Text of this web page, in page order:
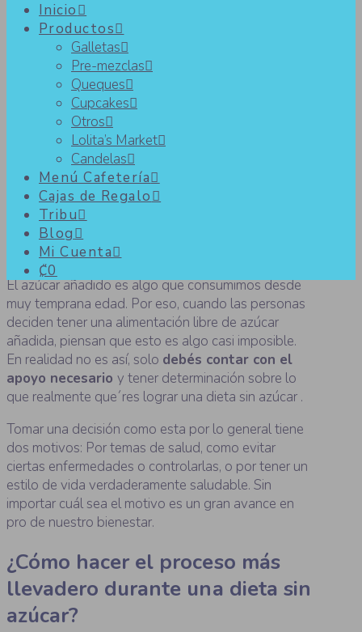
Inicio
Productos
Galletas
Pre-mezclas
Queques
Cupcakes
Otros
Lolita’s Market
Candelas
Menú Cafetería
Cajas de Regalo
Tribu
Blog
Mi Cuenta
₡0
Lo que necesitas saber de una
dieta sin azúcar
El azúcar añadido es algo que consumimos desde
muy temprana edad. Por eso, cuando las personas
deciden tener una alimentación libre de azúcar
añadida, piensan que esto es algo casi imposible.
En realidad no es así, solo debés contar con el
apoyo necesario y tener determinación sobre lo
que realmente que´res lograr una dieta sin azúcar .
Tomar una decisión como esta por lo general tiene
dos motivos: Por temas de salud, como evitar
ciertas enfermedades o controlarlas, o por tener un
estilo de vida verdaderamente saludable. Sin
importar cuál sea el motivo es un gran avance en
pro de nuestro bienestar.
¿Cómo hacer el proceso más
llevadero durante una dieta sin
azúcar?